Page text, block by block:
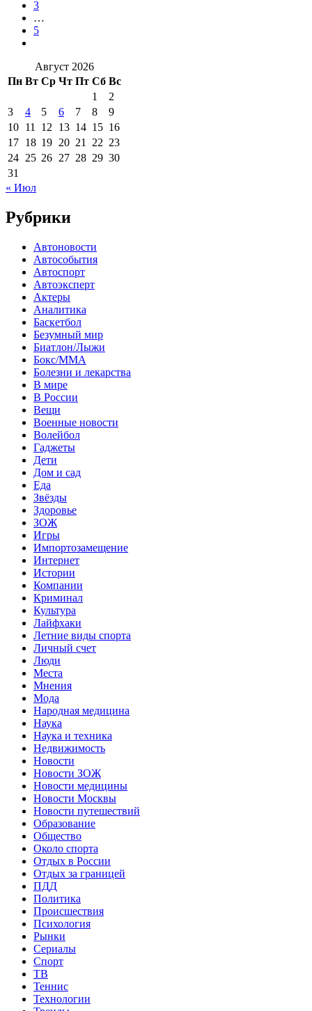
3
…
5
Август 2026
Пн Вт Ср Чт Пт Сб Вс
1
2
3
4 5 6 7 8
9
10 11 12 13 14 15 16
17 18 19 20 21 22 23
24 25 26 27 28 29 30
31
« Июл
Рубрики
Автоновости
Автособытия
Автоспорт
Автоэксперт
Актеры
Аналитика
Баскетбол
Безумный мир
Биатлон/Лыжи
Бокс/MMA
Болезни и лекарства
В мире
В России
Вещи
Военные новости
Волейбол
Гаджеты
Дети
Дом и сад
Еда
Звёзды
Здоровье
ЗОЖ
Игры
Импортозамещение
Интернет
Истории
Компании
Криминал
Культура
Лайфхаки
Летние виды спорта
Личный счет
Люди
Места
Мнения
Мода
Народная медицина
Наука
Наука и техника
Недвижимость
Новости
Новости ЗОЖ
Новости медицины
Новости Москвы
Новости путешествий
Образование
Общество
Около спорта
Отдых в России
Отдых за границей
ПДД
Политика
Происшествия
Психология
Рынки
Сериалы
Спорт
ТВ
Теннис
Технологии